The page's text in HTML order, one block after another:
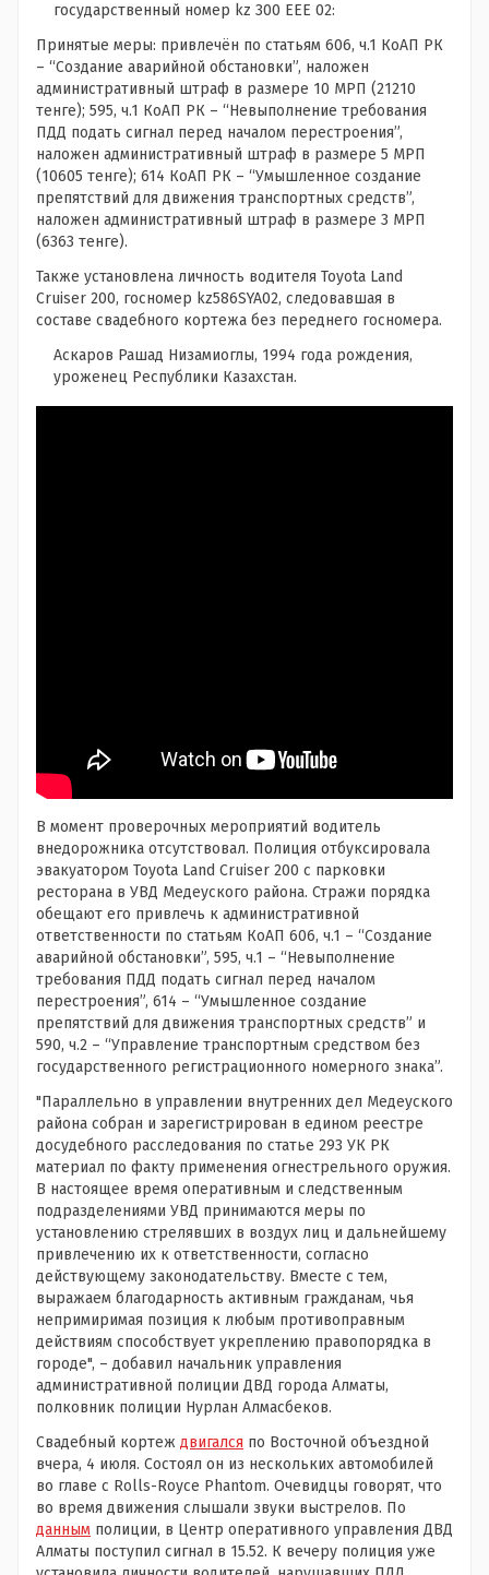
государственный номер kz 300 EEE 02:
Принятые меры: привлечён по статьям 606, ч.1 КоАП РК
– “Создание аварийной обстановки”, наложен
административный штраф в размере 10 МРП (21210
тенге); 595, ч.1 КоАП РК – “Невыполнение требования
ПДД подать сигнал перед началом перестроения”,
наложен административный штраф в размере 5 МРП
(10605 тенге); 614 КоАП РК – “Умышленное создание
препятствий для движения транспортных средств”,
наложен административный штраф в размере 3 МРП
(6363 тенге).
Также установлена личность водителя Toyota Land
Cruiser 200, госномер kz586SYA02, следовавшая в
составе свадебного кортежа без переднего госномера.
Аскаров Рашад Низамиоглы, 1994 года рождения,
уроженец Республики Казахстан.
В момент проверочных мероприятий водитель
внедорожника отсутствовал. Полиция отбуксировала
эвакуатором Toyota Land Cruiser 200 с парковки
ресторана в УВД Медеуского района. Стражи порядка
обещают его привлечь к административной
ответственности по статьям КоАП 606, ч.1 – “Cоздание
аварийной обстановки”, 595, ч.1 – “Невыполнение
требования ПДД подать сигнал перед началом
перестроения”, 614 – “Умышленное создание
препятствий для движения транспортных средств” и
590, ч.2 – “Управление транспортным средством без
государственного регистрационного номерного знака”.
"Параллельно в управлении внутренних дел Медеуского
района собран и зарегистрирован в едином реестре
досудебного расследования по статье 293 УК РК
материал по факту применения огнестрельного оружия.
В настоящее время оперативным и следственным
подразделениями УВД принимаются меры по
установлению стрелявших в воздух лиц и дальнейшему
привлечению их к ответственности, согласно
действующему законодательству. Вместе с тем,
выражаем благодарность активным гражданам, чья
непримиримая позиция к любым противоправным
действиям способствует укреплению правопорядка в
городе", – добавил начальник управления
административной полиции ДВД города Алматы,
полковник полиции Нурлан Алмасбеков.
Свадебный кортеж двигался по Восточной объездной
вчера, 4 июля. Состоял он из нескольких автомобилей
во главе с Rolls-Royce Phantom. Очевидцы говорят, что
во время движения слышали звуки выстрелов. По
данным полиции, в Центр оперативного управления ДВД
Алматы поступил сигнал в 15.52. К вечеру полиция уже